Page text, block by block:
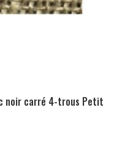
noir carré 4-trous Petit